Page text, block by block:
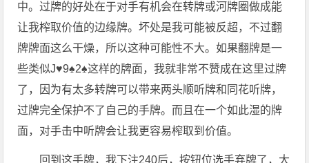
中。过牌的好处在于对手有机会在转牌或河牌圈做成能
让我榨取价值的边缘牌。坏处是我可能被反超，不过翻
牌牌面这么干燥，所以这种可能性不大。如果翻牌是一
些类似J♥9♠2♠这样的牌面，我就非常不赞成在这里过牌
了，因为有太多转牌可以带来两头顺听牌和同花听牌，
过牌完全保护不了自己的手牌。而且在一个如此湿的牌
面，对手击中听牌会让我更容易榨取到价值。
回到这手牌，我下注240后，按钮位选手弃牌了，大